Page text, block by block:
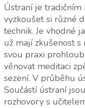
Ústraní je tradičním
vyzkoušet si různé
technik. Je vhodné
už mají zkušenost
svou praxi
věnovat meditaci
sezení. V průběhu
Součástí ústraní
rozhovory s